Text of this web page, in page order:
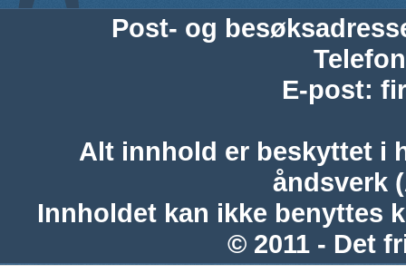
Post- og
Telefon
E-post:
Alt innhold er beskyttet i
åndsverk
Innholdet kan ikke benyttes
© 2011 - Det